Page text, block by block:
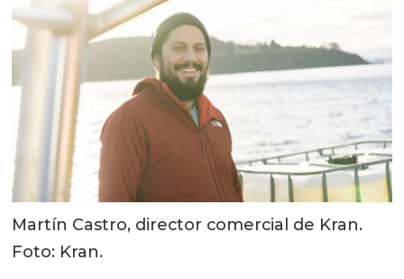
Martín Castro, director comercial de Kran.
Foto: Kran.